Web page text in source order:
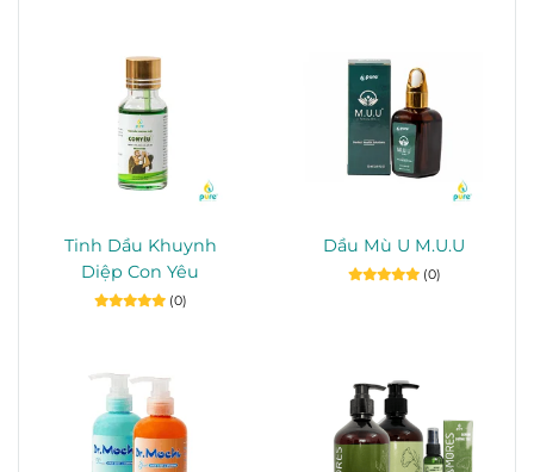
Tinh Dầu Khuynh
Diệp Con Yêu
(0)
Dầu Mù U M.U.U
(0)